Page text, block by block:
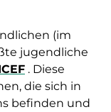
(im
jugendliche
. Diese
die sich in
befinden und